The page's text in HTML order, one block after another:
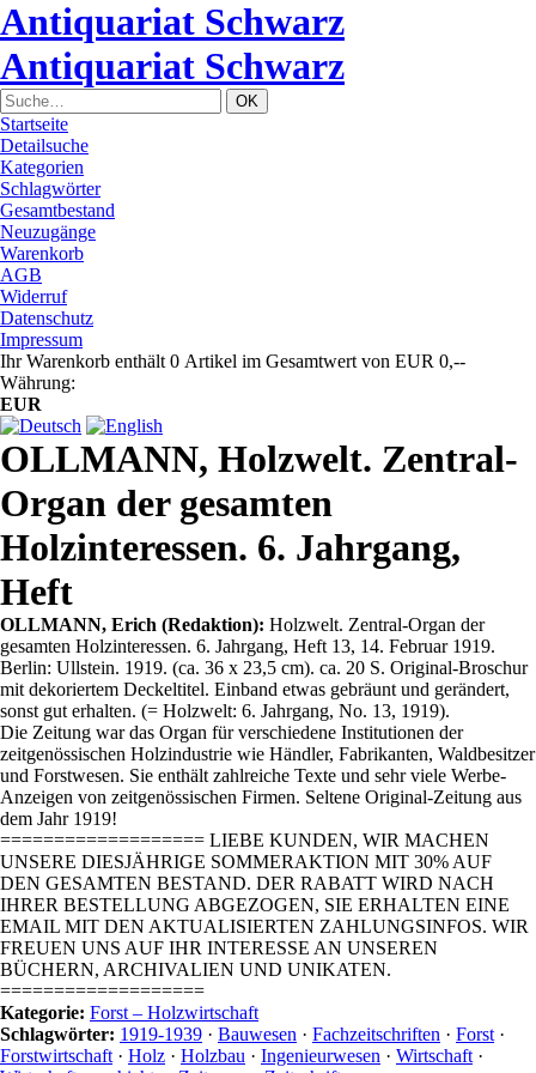
Antiquariat Schwarz
Antiquariat Schwarz
Startseite
Detailsuche
Kategorien
Schlagwörter
Gesamtbestand
Neuzugänge
Warenkorb
AGB
Widerruf
Datenschutz
Impressum
Ihr Warenkorb enthält 0 Artikel im Gesamtwert von EUR 0,--
Währung:
EUR
OLLMANN, Holzwelt. Zentral-
Organ der gesamten
Holzinteressen. 6. Jahrgang,
Heft
OLLMANN, Erich (Redaktion): Holzwelt. Zentral-Organ der
gesamten Holzinteressen. 6. Jahrgang, Heft 13, 14. Februar 1919.
Berlin: Ullstein. 1919. (ca. 36 x 23,5 cm). ca. 20 S. Original-Broschur
mit dekoriertem Deckeltitel. Einband etwas gebräunt und gerändert,
sonst gut erhalten. (= Holzwelt: 6. Jahrgang, No. 13, 1919).
Die Zeitung war das Organ für verschiedene Institutionen der
zeitgenössischen Holzindustrie wie Händler, Fabrikanten, Waldbesitzer
und Forstwesen. Sie enthält zahlreiche Texte und sehr viele Werbe-
Anzeigen von zeitgenössischen Firmen. Seltene Original-Zeitung aus
dem Jahr 1919!
=================== LIEBE KUNDEN, WIR MACHEN
UNSERE DIESJÄHRIGE SOMMERAKTION MIT 30% AUF
DEN GESAMTEN BESTAND. DER RABATT WIRD NACH
IHRER BESTELLUNG ABGEZOGEN, SIE ERHALTEN EINE
EMAIL MIT DEN AKTUALISIERTEN ZAHLUNGSINFOS. WIR
FREUEN UNS AUF IHR INTERESSE AN UNSEREN
BÜCHERN, ARCHIVALIEN UND UNIKATEN.
===================
Kategorie: Forst – Holzwirtschaft
Schlagwörter: 1919-1939 · Bauwesen · Fachzeitschriften · Forst ·
Forstwirtschaft · Holz · Holzbau · Ingenieurwesen · Wirtschaft ·